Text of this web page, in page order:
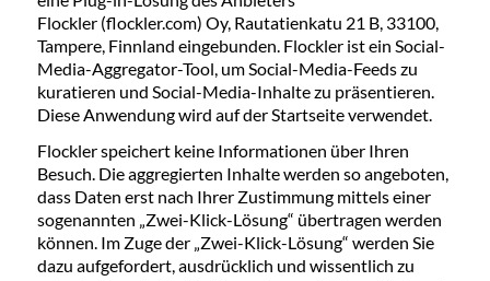
Flockler (flockler.com) Oy, Rautatienkatu 21 B, 33100,
Tampere, Finnland eingebunden. Flockler ist ein Social-
Media-Aggregator-Tool, um Social-Media-Feeds zu
kuratieren und Social-Media-Inhalte zu präsentieren.
Diese Anwendung wird auf der Startseite verwendet.
Flockler speichert keine Informationen über Ihren
Besuch. Die aggregierten Inhalte werden so angeboten,
dass Daten erst nach Ihrer Zustimmung mittels einer
sogenannten „Zwei-Klick-Lösung“ übertragen werden
können. Im Zuge der „Zwei-Klick-Lösung“ werden Sie
dazu aufgefordert, ausdrücklich und wissentlich zu